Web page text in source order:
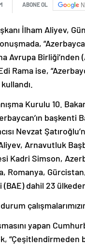
ABONE OL
İlham Aliyev,
Avrupa
Rama ise,
Kurulu 10.
başkenti
Nevzat
Arnavutluk
Kadri Simson,
Romanya,
dahil 23
yapan
“Çeşitlendirmeden